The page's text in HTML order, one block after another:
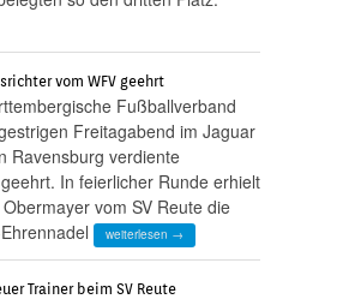
vom WFV geehrt
Fußballverband
Freitagabend im Jaguar
Ravensburg verdiente
In feierlicher Runde erhielt
vom SV Reute die
weiterlesen →
Trainer beim SV Reute